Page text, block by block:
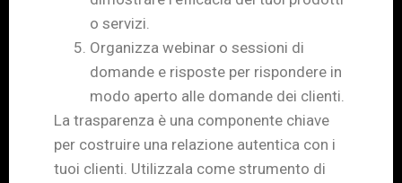
o servizi.
Organizza webinar o sessioni di
domande e risposte per rispondere in
modo aperto alle domande dei clienti.
La trasparenza è una componente chiave
per costruire una relazione autentica con i
tuoi clienti. Utilizzala come strumento di